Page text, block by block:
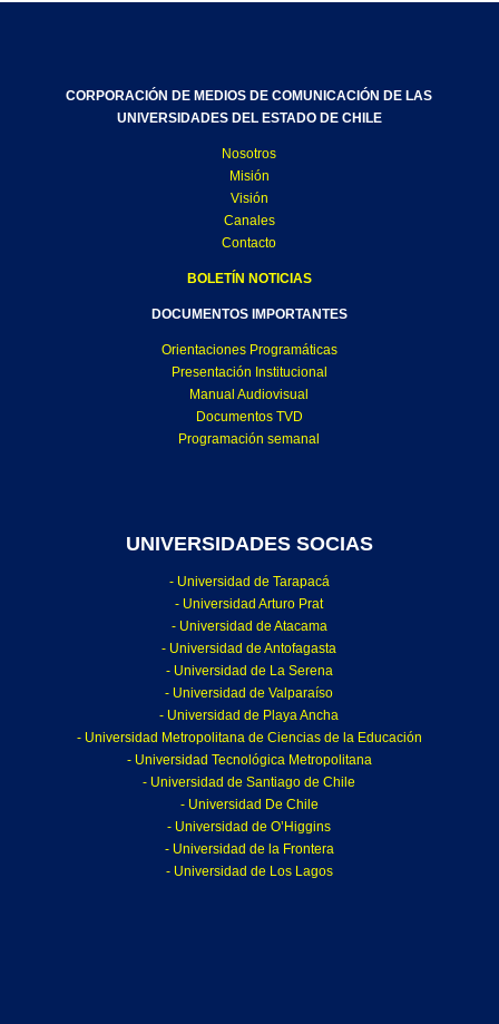
CORPORACIÓN DE MEDIOS DE COMUNICACIÓN DE LAS
UNIVERSIDADES DEL ESTADO DE CHILE
Nosotros
Misión
Visión
Canales
Contacto
BOLETÍN NOTICIAS
DOCUMENTOS IMPORTANTES
Orientaciones Programáticas
Presentación Institucional
Manual Audiovisual
Documentos TVD
Programación semanal
UNIVERSIDADES SOCIAS
- Universidad de Tarapacá
- Universidad Arturo Prat
- Universidad de Atacama
- Universidad de Antofagasta
- Universidad de La Serena
- Universidad de Valparaíso
- Universidad de Playa Ancha
- Universidad Metropolitana de Ciencias de la Educación
- Universidad Tecnológica Metropolitana
- Universidad de Santiago de Chile
- Universidad De Chile
- Universidad de O’Higgins
- Universidad de la Frontera
- Universidad de Los Lagos